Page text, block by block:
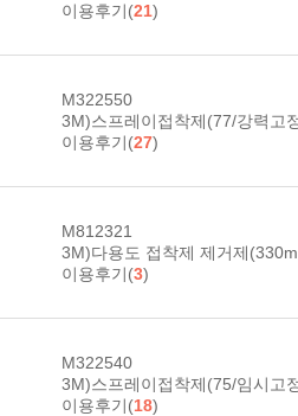
이용후기(21)
M322550
3M)스프레이접착제(77/강력고
이용후기(27)
M812321
3M)다용도 접착제 제거제
이용후기(3)
M322540
3M)스프레이접착제(75/임시고
이용후기(18)